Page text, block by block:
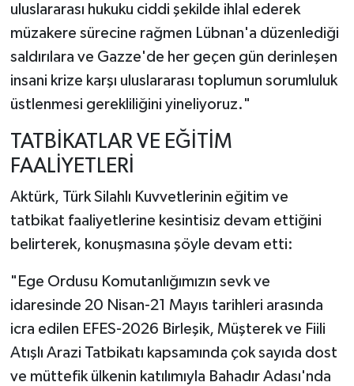
uluslararası hukuku ciddi şekilde ihlal ederek
müzakere sürecine rağmen Lübnan'a düzenlediği
saldırılara ve Gazze'de her geçen gün derinleşen
insani krize karşı uluslararası toplumun sorumluluk
üstlenmesi gerekliliğini yineliyoruz."
TATBİKATLAR VE EĞİTİM
FAALİYETLERİ
Aktürk, Türk Silahlı Kuvvetlerinin eğitim ve
tatbikat faaliyetlerine kesintisiz devam ettiğini
belirterek, konuşmasına şöyle devam etti:
"Ege Ordusu Komutanlığımızın sevk ve
idaresinde 20 Nisan-21 Mayıs tarihleri arasında
icra edilen EFES-2026 Birleşik, Müşterek ve Fiili
Atışlı Arazi Tatbikatı kapsamında çok sayıda dost
ve müttefik ülkenin katılımıyla Bahadır Adası'nda